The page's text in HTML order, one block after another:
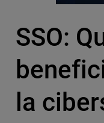
SSO:
la